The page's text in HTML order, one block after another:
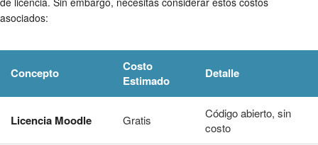
asociados:
Concepto
Costo
Estimado
Detalle
Licencia Moodle Gratis
Código abierto, sin
costo